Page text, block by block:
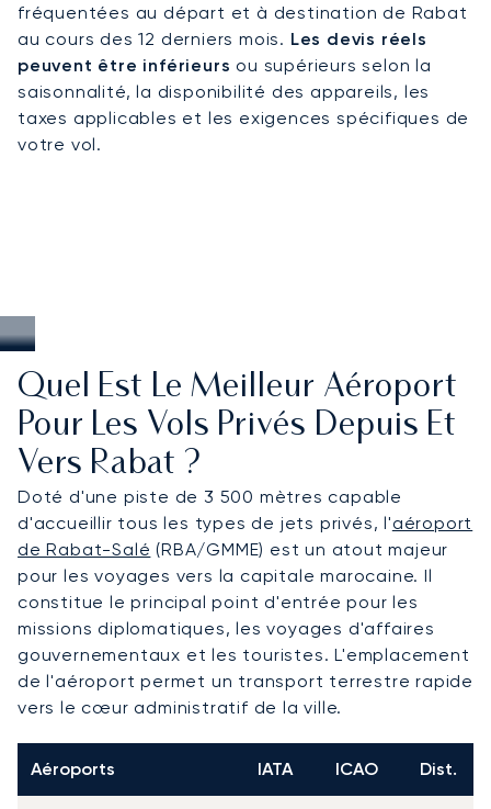
d'affrètement flexibles reconnues dans le monde
entier. À Rabat, cela se traduit par des arrivées
discrètes pour les engagements politiques, un
accès privilégié aux événements culturels et des
liaisons privées pratiques vers Marrakech,
Casablanca et les capitales européennes.
fréquentées au départ et à destination de Rabat
au cours des 12 derniers mois. Les devis réels
peuvent être inférieurs ou supérieurs selon la
saisonnalité, la disponibilité des appareils, les
taxes applicables et les exigences spécifiques de
votre vol.
Quel Est Le Meilleur Aéroport
Pour Les Vols Privés Depuis Et
Vers Rabat ?
Doté d'une piste de 3 500 mètres capable
d'accueillir tous les types de jets privés, l'aéroport
de Rabat-Salé (RBA/GMME) est un atout majeur
pour les voyages vers la capitale marocaine. Il
constitue le principal point d'entrée pour les
missions diplomatiques, les voyages d'affaires
gouvernementaux et les touristes. L'emplacement
de l'aéroport permet un transport terrestre rapide
vers le cœur administratif de la ville.
Aéroports IATA ICAO Dist.